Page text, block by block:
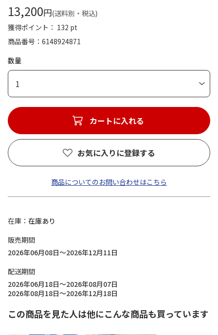
13,200円(送料別・税込)
獲得ポイント： 132 pt
商品番号
6148924871
数量
1
カートに入れる
お気に入りに登録する
商品についてのお問い合わせはこちら
在庫
在庫あり
販売期間
2026年06月08日～2026年12月11日
配送期間
2026年06月18日～2026年08月07日
2026年08月18日～2026年12月18日
この商品を見た人は他にこんな商品も買っています